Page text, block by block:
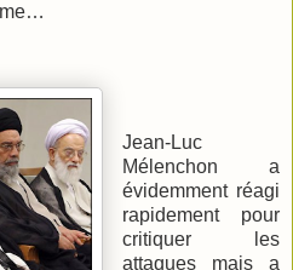
Jean-Luc
Mélenchon a
évidemment réagi
rapidement pour
critiquer les
attaques mais a